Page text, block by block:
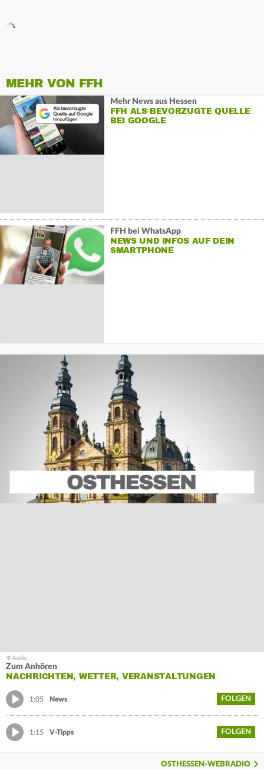
MEHR VON FFH
Mehr News aus Hessen
FFH ALS BEVORZUGTE QUELLE
BEI GOOGLE
FFH bei WhatsApp
NEWS UND INFOS AUF DEIN
SMARTPHONE
Zum Anhören
NACHRICHTEN, WETTER, VERANSTALTUNGEN
1:05 News FOLGEN
1:15 V-Tipps FOLGEN
OSTHESSEN-WEBRADIO